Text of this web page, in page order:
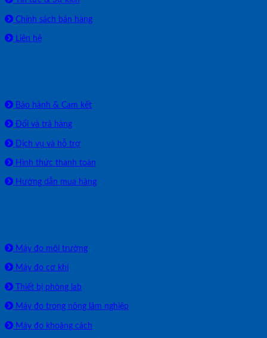
Chính sách bán hàng
Liên hệ
Bảo hành & Cam kết
Đổi và trả hàng
Dịch vụ và hỗ trợ
Hình thức thanh toán
Hướng dẫn mua hàng
Máy đo môi trường
Máy đo cơ khí
Thiết bị phòng lab
Máy đo trong nông lâm nghiệp
Máy đo khoảng cách